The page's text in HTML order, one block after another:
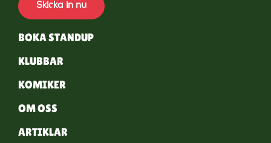
Skicka in nu
BOKA STANDUP
KLUBBAR
KOMIKER
OM OSS
ARTIKLAR